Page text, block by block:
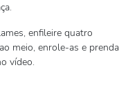
enfileire quatro
meio, enrole-as e prenda
vídeo.